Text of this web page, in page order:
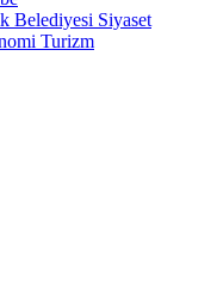
Belediyesi Siyaset
Turizm